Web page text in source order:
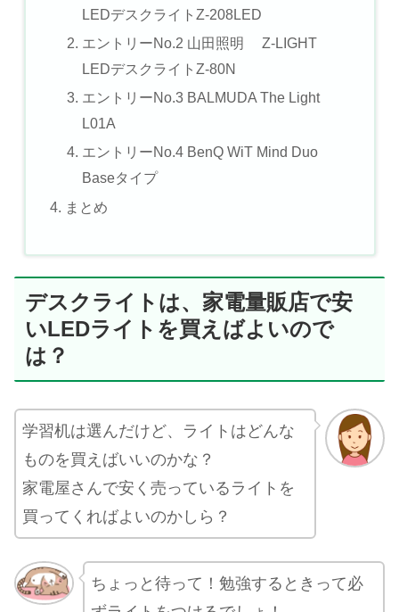
LEDデスクライトZ-208LED
エントリーNo.2 山田照明 Z-LIGHT
LEDデスクライトZ-80N
エントリーNo.3 BALMUDA The Light
L01A
エントリーNo.4 BenQ WiT Mind Duo
Baseタイプ
まとめ
デスクライトは、家電量販店で安
いLEDライトを買えばよいので
は？
学習机は選んだけど、ライトはどんな
ものを買えばいいのかな？
家電屋さんで安く売っているライトを
買ってくればよいのかしら？
ちょっと待って！勉強するときって必